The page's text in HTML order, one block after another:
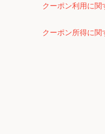
クーポン利用に
クーポン所得に